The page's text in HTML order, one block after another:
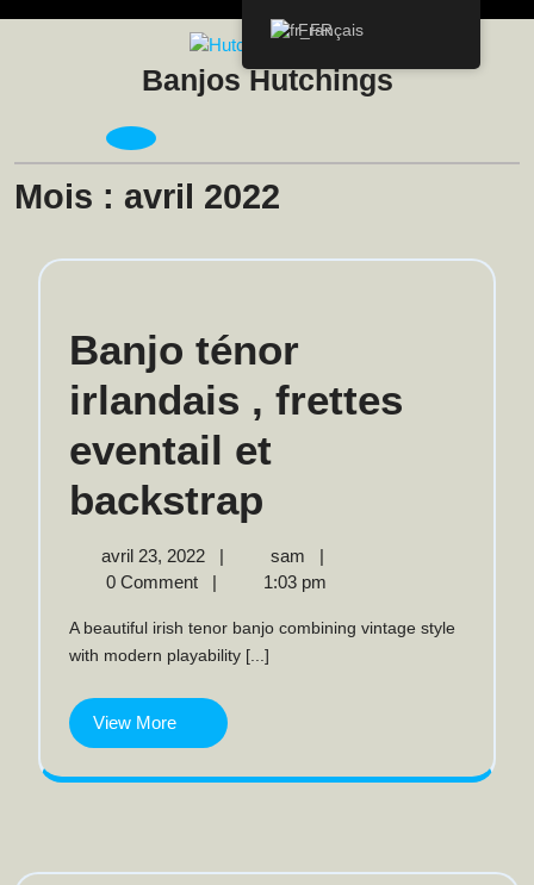
Banjos Hutchings
Open
Mois : avril 2022
Banjo ténor
irlandais , frettes
eventail et
backstrap
ténor
irlandais
,
et
avril 23, 2022
avril
23,
| sam
Banjo
ténor
,
|
0 Comment
| 1:03 pm
A beautiful irish tenor banjo combining vintage style
with modern playability [...]
View More
View
More
Français